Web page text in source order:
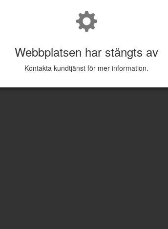
Webbplatsen har stängts av
Kontakta kundtjänst för mer information.